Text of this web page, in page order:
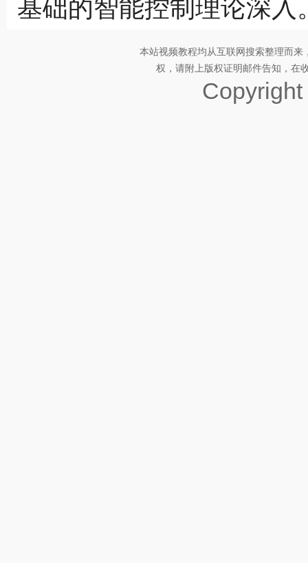
基础的智能控制理论深入
本站视频教程均从互联网搜索整理而
权，请附上版权证明邮件告知，在